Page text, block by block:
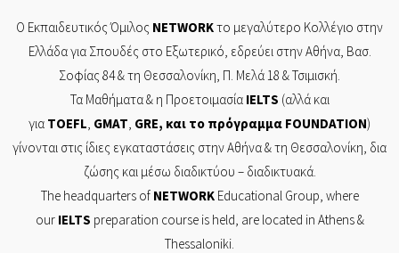
Ο Εκπαιδευτικός Όμιλος NETWORKτο μεγαλύτερο Κολλέγιο στην
Ελλάδα για Σπουδές στο Εξωτερικό, εδρεύει στηνΑθήνα, Βασ.
Σοφίας 84& τη Θεσσαλονίκη, Π. Μελά 18 & Τσιμισκή.
Τα Mαθήματα & η Προετοιμασία IELTS (αλλά και
για TOEFL GMAT GRE, και το πρόγραμμα FOUNDATION)
γίνονται στις ίδιες εγκαταστάσεις στην Αθήνα & τη Θεσσαλονίκη, δια
ζώσης και μέσω διαδικτύου – διαδικτυακά.
The headquarters of NETWORKEducational Group, where
our IELTS preparation course is held, are located in Athens &
Thessaloniki.